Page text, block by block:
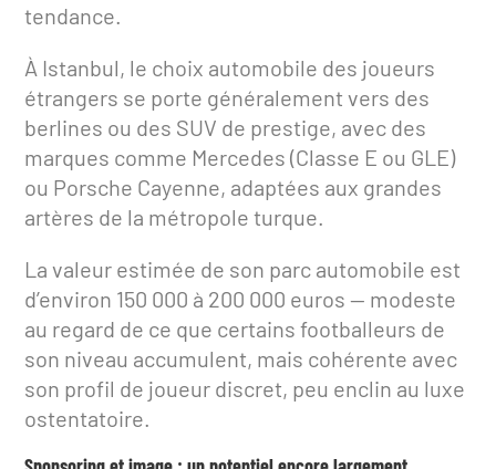
tendance.
À Istanbul, le choix automobile des joueurs
étrangers se porte généralement vers des
berlines ou des SUV de prestige, avec des
marques comme Mercedes (Classe E ou GLE)
ou Porsche Cayenne, adaptées aux grandes
artères de la métropole turque.
La valeur estimée de son parc automobile est
d’environ 150 000 à 200 000 euros — modeste
au regard de ce que certains footballeurs de
son niveau accumulent, mais cohérente avec
son profil de joueur discret, peu enclin au luxe
ostentatoire.